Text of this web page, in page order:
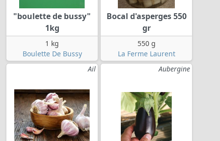
"boulette de bussy"
1kg
1 kg
Boulette De Bussy
Bocal d'asperges 550
gr
550 g
La Ferme Laurent
Ail
Aubergine